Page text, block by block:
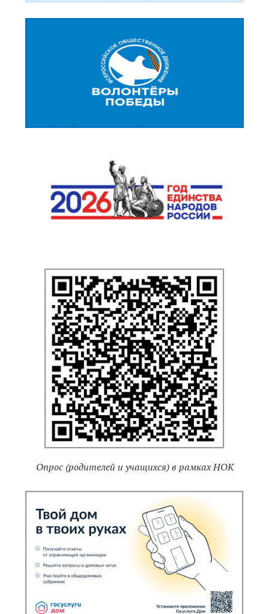
Опрос (родителей и учащихся) в рамках НОК